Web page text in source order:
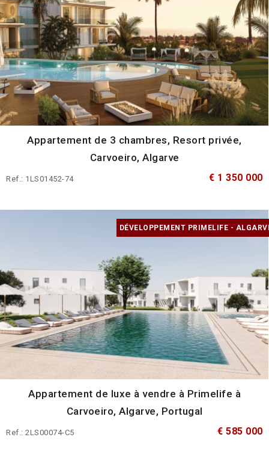
Appartement de 3 chambres, Resort privée,
Carvoeiro, Algarve
Ref.: 1LS01452-74 € 1 350 000
DÉVELOPPEMENT PRIMELIFE -
Appartement de luxe à vendre à Primelife à
Carvoeiro, Algarve, Portugal
Ref.: 2LS00074-C5 € 585 000